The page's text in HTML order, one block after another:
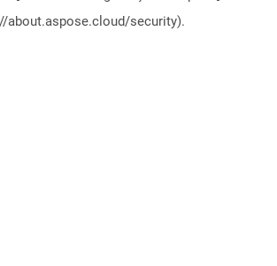
about.aspose.cloud/security).